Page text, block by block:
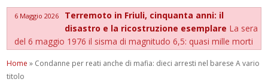
6 Maggio 2026
Terremoto in Friuli, cinquanta anni: il
disastro e la ricostruzione esemplare La sera
del 6 maggio 1976 il sisma di magnitudo 6,5: quasi mille morti
Home » Condanne per reati anche di mafia: dieci arresti nel barese A vario
titolo